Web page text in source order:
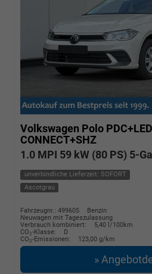
Volkswagen Polo
CONNECT+SHZ
1.0 MPI 59 kW (80 PS) 5-
unverbindliche Lieferzeit: SOFORT
Ascotgrau
Fahrzeugnr.: 499605
Benzin
Neuwagen mit Tageszulassung
Verbrauch kombiniert:
5,40 l/100km
CO2-Klasse:
D
CO2-Emissionen: 123,00 g/km
»